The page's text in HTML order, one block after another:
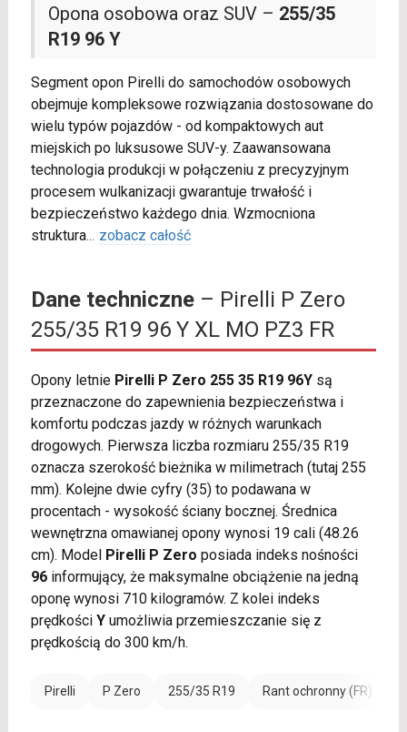
Opona osobowa oraz SUV – 255/35
R19 96 Y
Segment opon Pirelli do samochodów osobowych
obejmuje kompleksowe rozwiązania dostosowane do
wielu typów pojazdów - od kompaktowych aut
miejskich po luksusowe SUV-y. Zaawansowana
technologia produkcji w połączeniu z precyzyjnym
procesem wulkanizacji gwarantuje trwałość i
bezpieczeństwo każdego dnia. Wzmocniona
struktura... zobacz całość
Dane techniczne– Pirelli P Zero
255/35 R19 96 Y XL MO PZ3 FR
Opony letnie Pirelli P Zero 255 35 R19 96Ysą
przeznaczone do zapewnienia bezpieczeństwa i
komfortu podczas jazdy w różnych warunkach
drogowych. Pierwsza liczba rozmiaru 255/35 R19
oznacza szerokość bieżnika w milimetrach (tutaj 255
mm). Kolejne dwie cyfry (35) to podawana w
procentach - wysokość ściany bocznej. Średnica
wewnętrzna omawianej opony wynosi 19 cali (48.26
cm). Model Pirelli P Zero posiada indeks nośności
96informujący, że maksymalne obciążenie na jedną
oponę wynosi 710 kilogramów. Z kolei indeks
prędkości Yumożliwia przemieszczanie się z
prędkością do 300 km/h.
Pirelli P Zero 255/35 R19 Rant ochronny (FR)